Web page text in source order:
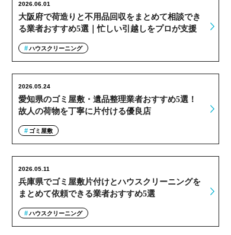
大阪府で荷造りと不用品回収をまとめて相談でき
る業者おすすめ5選｜忙しい引越しをプロが支援
2026.06.01
ハウスクリーニング
愛知県のゴミ屋敷・遺品整理業者おすすめ5選！
故人の荷物を丁寧に片付ける優良店
2026.05.24
ゴミ屋敷
兵庫県でゴミ屋敷片付けとハウスクリーニングを
まとめて依頼できる業者おすすめ5選
2026.05.11
ハウスクリーニング